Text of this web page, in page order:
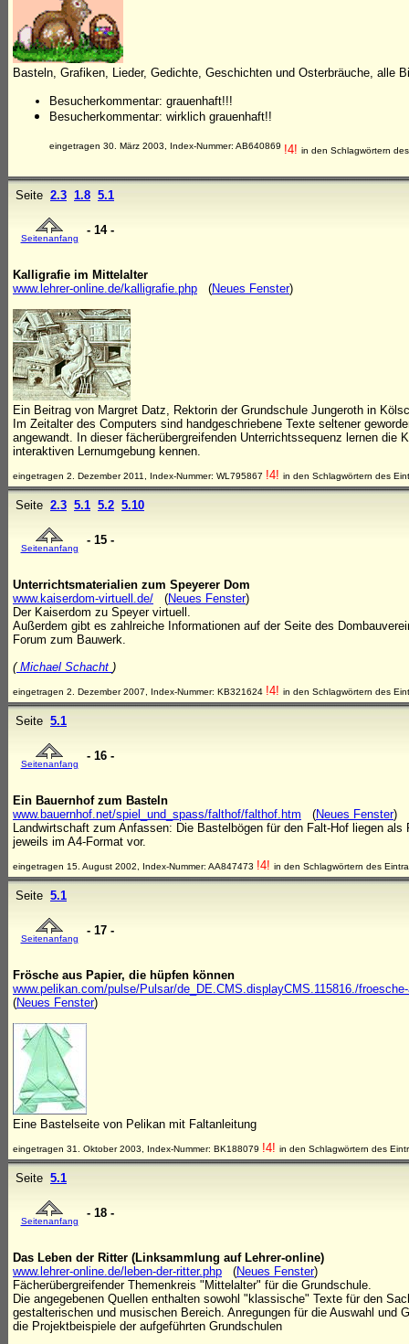
Basteln, Grafiken, Lieder, Gedichte, Geschichten und Osterbräuche, alle
Besucherkommentar: grauenhaft!!!
Besucherkommentar: wirklich grauenhaft!!
eingetragen 30. März 2003, Index-Nummer: AB640869 !4! in den Schlagwörtern
Seite 2.3 1.8 5.1
Seitenanfang
- 14 -
Kalligrafie im Mittelalter
www.lehrer-online.de/kalligrafie.php (Neues Fenster)
Ein Beitrag von Margret Datz, Rektorin der Grundschule Jungeroth in
Im Zeitalter des Computers sind handgeschriebene Texte seltener
angewandt. In dieser fächerübergreifenden Unterrichtssequenz lernen die
interaktiven Lernumgebung kennen.
eingetragen 2. Dezember 2011, Index-Nummer: WL795867 !4! in den Schlagwörtern des
Seite 2.3 5.1 5.2 5.10
Seitenanfang
- 15 -
Unterrichtsmaterialien zum Speyerer Dom
www.kaiserdom-virtuell.de/ (Neues Fenster)
Der Kaiserdom zu Speyer virtuell.
Außerdem gibt es zahlreiche Informationen auf der Seite des
Forum zum Bauwerk.
(Michael Schacht )
eingetragen 2. Dezember 2007, Index-Nummer: KB321624 !4! in den Schlagwörtern des
Seite 5.1
Seitenanfang
- 16 -
Ein Bauernhof zum Basteln
www.bauernhof.net/spiel_und_spass/falthof/falthof.htm (Neues Fenster)
Landwirtschaft zum Anfassen: Die Bastelbögen für den Falt-Hof liegen
jeweils im A4-Format vor.
eingetragen 15. August 2002, Index-Nummer: AA847473 !4! in den Schlagwörtern des
Seite 5.1
Seitenanfang
- 17 -
Frösche aus Papier, die hüpfen können
www.pelikan.com/pulse/Pulsar/de_DE.CMS.displayCMS.115816./
(Neues Fenster)
Eine Bastelseite von Pelikan mit Faltanleitung
eingetragen 31. Oktober 2003, Index-Nummer: BK188079 !4! in den Schlagwörtern des
Seite 5.1
Seitenanfang
- 18 -
Das Leben der Ritter (Linksammlung auf Lehrer-online)
www.lehrer-online.de/leben-der-ritter.php (Neues Fenster)
Fächerübergreifender Themenkreis "Mittelalter" für die Grundschule.
Die angegebenen Quellen enthalten sowohl "klassische" Texte für den
gestalterischen und musischen Bereich. Anregungen für die Auswahl und
die Projektbeispiele der aufgeführten Grundschulen